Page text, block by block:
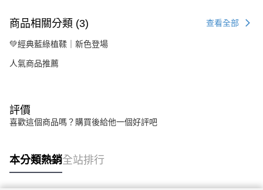
商品相關分類 (3) 查看全部
💚經典藍綠植鞣｜新色登場
人氣商品推薦
評價
喜歡這個商品嗎？購買後給他一個好評吧
本分類熱銷全站排行